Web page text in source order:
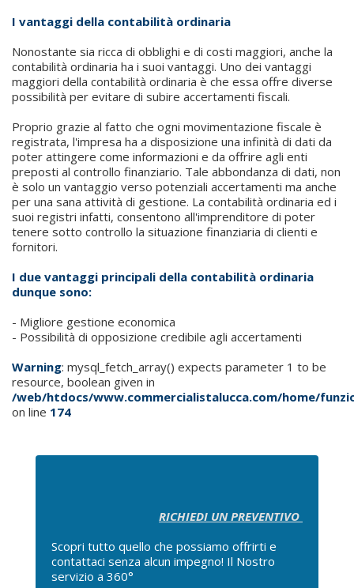
I vantaggi della contabilità ordinaria
Nonostante sia ricca di obblighi e di costi maggiori, anche la
contabilità ordinaria ha i suoi vantaggi. Uno dei vantaggi
maggiori della contabilità ordinaria è che essa offre diverse
possibilità per evitare di subire accertamenti fiscali.
Proprio grazie al fatto che ogni movimentazione fiscale è
registrata, l'impresa ha a disposizione una infinità di dati da
poter attingere come informazioni e da offrire agli enti
preposti al controllo finanziario. Tale abbondanza di dati, non
è solo un vantaggio verso potenziali accertamenti ma anche
per una sana attività di gestione. La contabilità ordinaria ed i
suoi registri infatti, consentono all'imprenditore di poter
tenere sotto controllo la situazione finanziaria di clienti e
fornitori.
I due vantaggi principali della contabilità ordinaria
dunque sono:
- Migliore gestione economica
- Possibilità di opposizione credibile agli accertamenti
Warning: mysql_fetch_array() expects parameter 1 to be
resource, boolean given in
/web/htdocs/www.commercialistalucca.com/home/
on line 174
RICHIEDI UN PREVENTIVO
Scopri tutto quello che possiamo offrirti e
contattaci senza alcun impegno! Il Nostro
servizio a 360°